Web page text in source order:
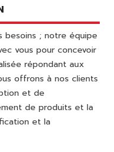
besoins ; notre équipe
vous pour concevoir
répondant aux
offrons à nos clients
et de
de produits et la
et la